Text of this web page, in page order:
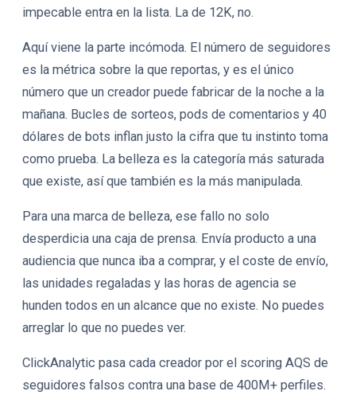
impecable entra en la lista. La de 12K, no.
Aquí viene la parte incómoda. El número de seguidores
es la métrica sobre la que reportas, y es el único
número que un creador puede fabricar de la noche a la
mañana. Bucles de sorteos, pods de comentarios y 40
dólares de bots inflan justo la cifra que tu instinto toma
como prueba. La belleza es la categoría más saturada
que existe, así que también es la más manipulada.
Para una marca de belleza, ese fallo no solo
desperdicia una caja de prensa. Envía producto a una
audiencia que nunca iba a comprar, y el coste de envío,
las unidades regaladas y las horas de agencia se
hunden todos en un alcance que no existe. No puedes
arreglar lo que no puedes ver.
ClickAnalytic pasa cada creador por el scoring AQS de
seguidores falsos contra una base de 400M+ perfiles.